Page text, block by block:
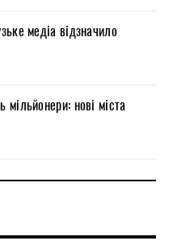
медіа відзначило
мільйонери: нові міста